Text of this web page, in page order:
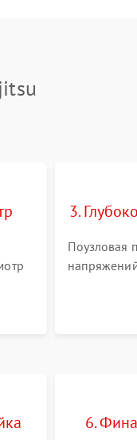
3.
Поузловая
Проверка
6.